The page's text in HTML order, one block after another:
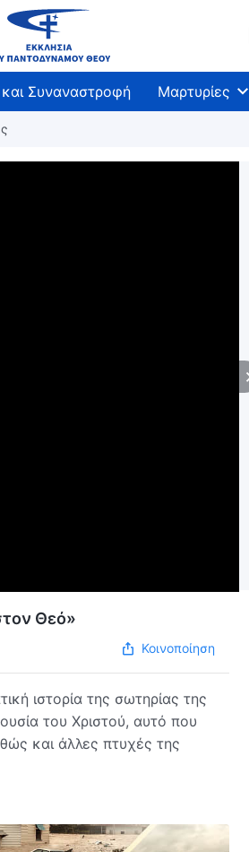
Συναναστροφή Μαρτυρίες
Θεό»
Κοινοποίηση
ιστορία της σωτηρίας της
του Χριστού, αυτό που
και άλλες πτυχές της